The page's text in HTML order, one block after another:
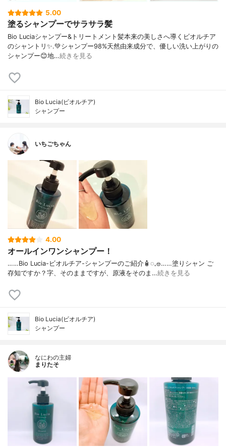
5.00
塗るシャンプーでサラサラ髪
Bio Luciaシャンプー&トリートメント⁡髪本来の美しさへ導くビオルチア
のシャントリ✨⁡.💚シャンプー98%天然由来成分で、優しい洗い上がりの
シャンプー😊地…続きを見る
Bio Lucia(ビオルチア)
シャンプー
いちごちゃん
4.00
オールインワンシャンプー！
……⁡Bio Lucia⁡⁡-ビオルチア-⁡⁡シャンプー⁡⁡のご紹介🧴‎◌𓈒𓐍⁡……⁡⁡⁡⁡塗りシャン ご
存知ですか？⁡⁡⁡⁡字、そのままですが、⁡原液をそのま…続きを見る
Bio Lucia(ビオルチア)
シャンプー
なにわの主婦
まりたそ